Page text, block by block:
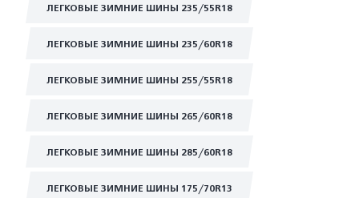
ЛЕГКОВЫЕ ЗИМНИЕ ШИНЫ 235/55R18
ЛЕГКОВЫЕ ЗИМНИЕ ШИНЫ 235/60R18
ЛЕГКОВЫЕ ЗИМНИЕ ШИНЫ 255/55R18
ЛЕГКОВЫЕ ЗИМНИЕ ШИНЫ 265/60R18
ЛЕГКОВЫЕ ЗИМНИЕ ШИНЫ 285/60R18
ЛЕГКОВЫЕ ЗИМНИЕ ШИНЫ 175/70R13